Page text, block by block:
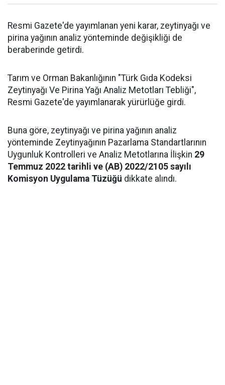
Resmi Gazete'de yayımlanan yeni karar, zeytinyağı ve
pirina yağının analiz yönteminde değişikliği de
beraberinde getirdi.
Tarım ve Orman Bakanlığının "Türk Gıda Kodeksi
Zeytinyağı Ve Pirina Yağı Analiz Metotları Tebliği",
Resmi Gazete'de yayımlanarak yürürlüğe girdi.
Buna göre, zeytinyağı ve pirina yağının analiz
yönteminde Zeytinyağının Pazarlama Standartlarının
Uygunluk Kontrolleri ve Analiz Metotlarına İlişkin 29
Temmuz 2022 tarihli ve (AB) 2022/2105 sayılı
Komisyon Uygulama Tüzüğü dikkate alındı.